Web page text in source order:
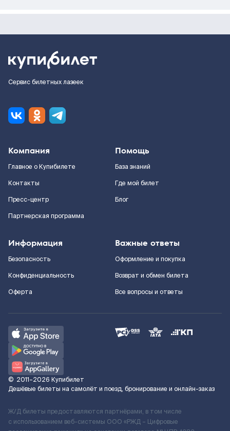
Сервис билетных лазеек
Компания
Главное о Купибилете
Контакты
Пресс-центр
Партнерская программа
Помощь
База знаний
Где мой билет
Блог
Информация
Безопасность
Конфиденциальность
Оферта
Важные ответы
Оформление и покупка
Возврат и обмен билета
Все вопросы и ответы
© 2011–2026 Купибилет
Дешёвые билеты на самолёт и поезд, бронирование и онлайн-заказ
Ж/Д билеты предоставляются партнёрами, в том числе
с использованием веб-системы ООО «РЖД – Цифровые